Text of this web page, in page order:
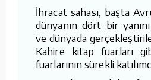
İhracat sahası, başta
dünyanın dört bir
ve dünyada
Kahire kitap fuarları
fuarlarının sürekli